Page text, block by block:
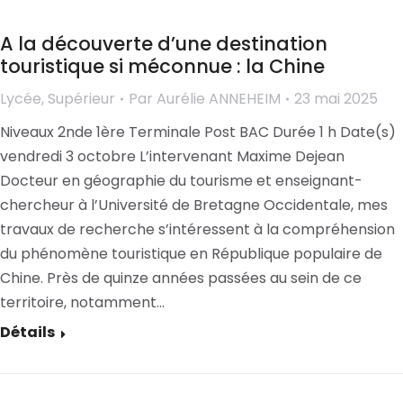
A la découverte d’une destination
touristique si méconnue : la Chine
Lycée, Supérieur Par Aurélie ANNEHEIM
23 mai 2025
Niveaux 2nde 1ère Terminale Post BAC Durée 1 h Date(s)
vendredi 3 octobre L’intervenant Maxime Dejean
Docteur en géographie du tourisme et enseignant-
chercheur à l’Université de Bretagne Occidentale, mes
travaux de recherche s’intéressent à la compréhension
du phénomène touristique en République populaire de
Chine. Près de quinze années passées au sein de ce
territoire, notamment…
Détails